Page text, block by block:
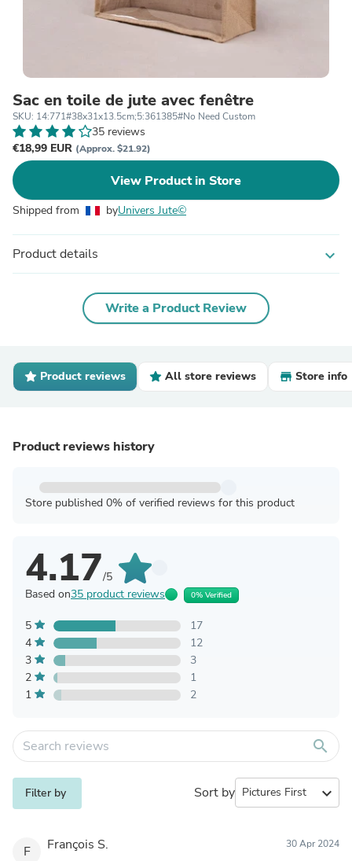
Sac en toile de jute avec fenêtre
SKU: 14:771#38x31x13.5cm;5:361385#No Need Custom
35 reviews
€18,99 EUR (Approx. $21.92)
View Product in Store
Shipped from byUnivers Jute©
Product details expand_more
Write a Product Review
Product reviews All store reviews Store info
Product reviews history
Store published 0% of verified reviews for this product
4.17/5
Based on35 product reviews 0% Verified
5
17
4
12
3
3
2
1
1
2
search
Filter by Sort by expand_more
F François S. 30 Apr 2024